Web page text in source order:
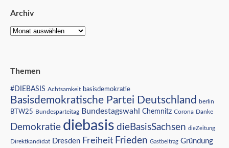
Archiv
Themen
#DIEBASIS Achtsamkeit basisdemokratie
Basisdemokratische Partei Deutschland berlin
BTW25 Bundesparteitag Bundestagswahl Chemnitz Corona Danke
Demokratie diebasis dieBasisSachsen dieZeitung
Direktkandidat Dresden Freiheit Frieden Gastbeitrag Gründung